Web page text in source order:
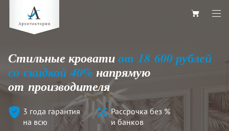
Стильные кроватиот 18 600 рублей
со скидкой 40% напрямую
от производителя
3 года гарантия
на всю
Рассрочка без %
и банков